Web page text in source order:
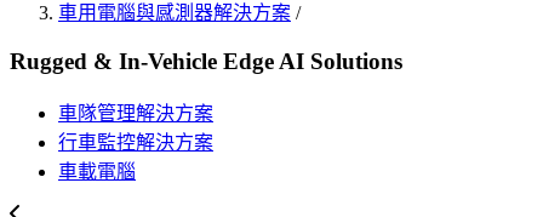
車用電腦與感測器解決方案 /
Rugged & In-Vehicle Edge AI Solutions
車隊管理解決方案
行車監控解決方案
車載電腦